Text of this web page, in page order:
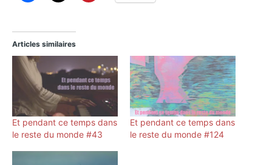
Articles similaires
Et pendant ce temps dans
le reste du monde #43
Et pendant ce temps dans
le reste du monde #124